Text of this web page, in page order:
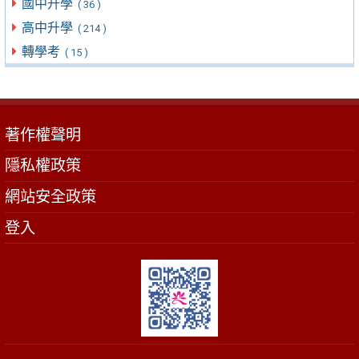
國中升學 ( 36 )
高中升學 ( 214 )
轉學考 ( 15 )
著作權聲明
隱私權政策
網站安全政策
登入